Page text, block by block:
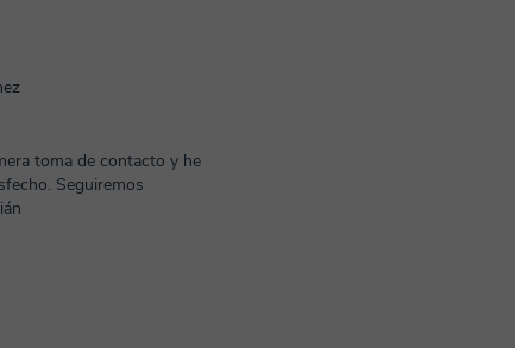
toma de contacto y he
Seguiremos